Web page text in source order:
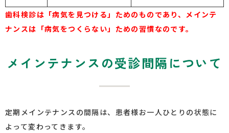
歯科検診は「病気を見つける」ためのものであり、メインテ
ナンスは「病気をつくらない」ための習慣なのです。
メインテナンスの受診間隔について
定期メインテナンスの間隔は、患者様お一人ひとりの状態に
よって変わってきます。